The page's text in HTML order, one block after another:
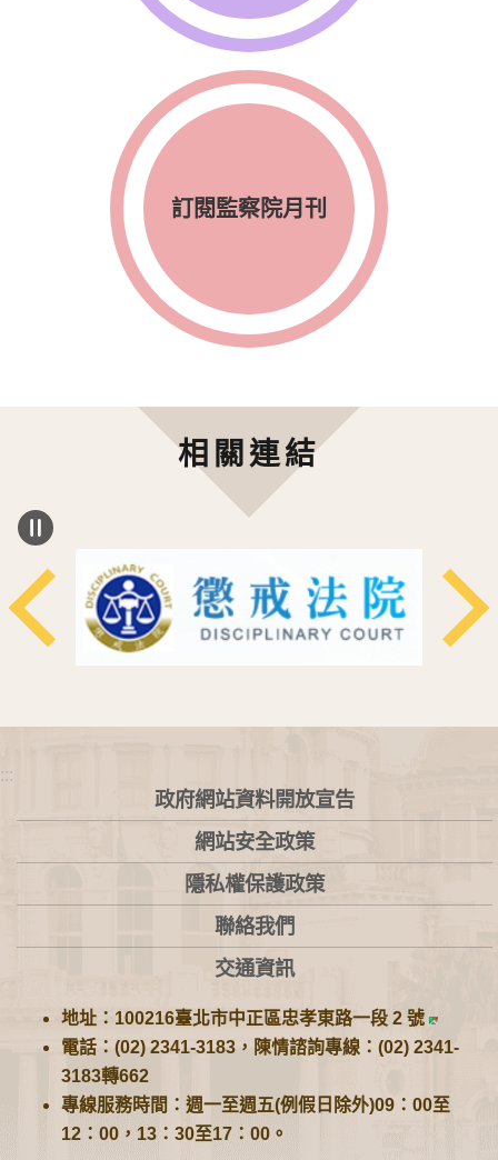
訂閱監察院月刊
相關連結
:::
政府網站資料開放宣告
網站安全政策
隱私權保護政策
聯絡我們
交通資訊
地址：100216臺北市中正區忠孝東路一段 2 號
電話：(02) 2341-3183，陳情諮詢專線：(02) 2341-
3183轉662
專線服務時間：週一至週五(例假日除外)09：00至
12：00，13：30至17：00。